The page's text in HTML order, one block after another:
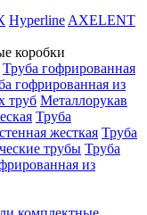
Hyperline AXELENT
коробки
Труба гофрированная
гофрированная из
труб Металлорукав
Труба
жесткая Труба
трубы Труба
из